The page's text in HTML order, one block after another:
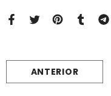
ANTERIOR